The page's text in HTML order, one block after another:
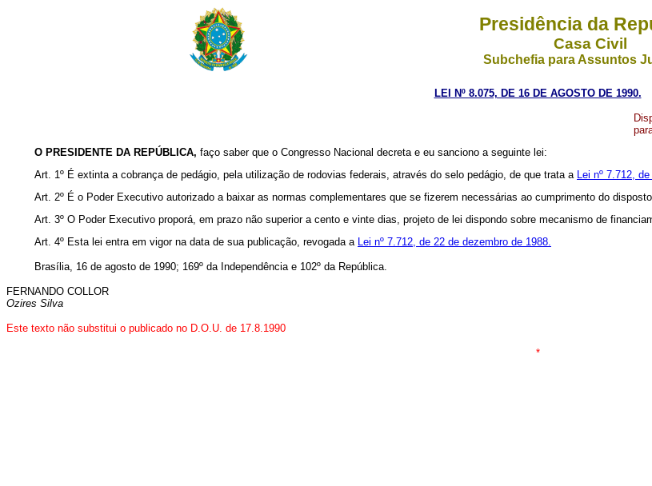
Presidência da
Casa Civil
Subchefia para Assuntos
LEI Nº 8.075, DE 16 DE AGOSTO DE 1990.
O PRESIDENTE DA REPÚBLICA, faço saber que o Congresso Nacional decreta e eu sanciono a seguinte lei:
Art. 1º É extinta a cobrança de pedágio, pela utilização de rodovias federais, através do selo pedágio, de que trata a Lei nº 7.712,
Art. 2º É o Poder Executivo autorizado a baixar as normas complementares que se fizerem necessárias ao cumprimento do
Art. 3º O Poder Executivo proporá, em prazo não superior a cento e vinte dias, projeto de lei dispondo sobre mecanismo de
Art. 4º Esta lei entra em vigor na data de sua publicação, revogada a Lei nº 7.712, de 22 de dezembro de 1988.
Brasília, 16 de agosto de 1990; 169º da Independência e 102º da República.
FERNANDO COLLOR
Ozires Silva
Este texto não substitui o publicado no D.O.U. de 17.8.1990
*